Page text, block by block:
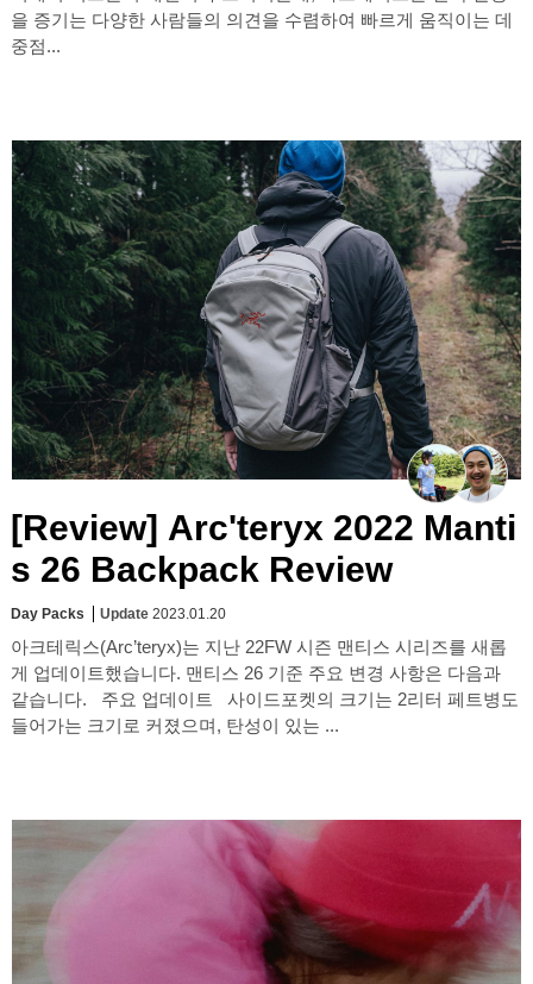
을 증기는 다양한 사람들의 의견을 수렴하여 빠르게 움직이는 데
중점...
[Review] Arc'teryx 2022 Manti
s 26 Backpack Review
Day Packs Update 2023.01.20
아크테릭스(Arc’teryx)는 지난 22FW 시즌 맨티스 시리즈를 새롭
게 업데이트했습니다. 맨티스 26 기준 주요 변경 사항은 다음과
같습니다. 주요 업데이트 사이드포켓의 크기는 2리터 페트병도
들어가는 크기로 커졌으며, 탄성이 있는 ...